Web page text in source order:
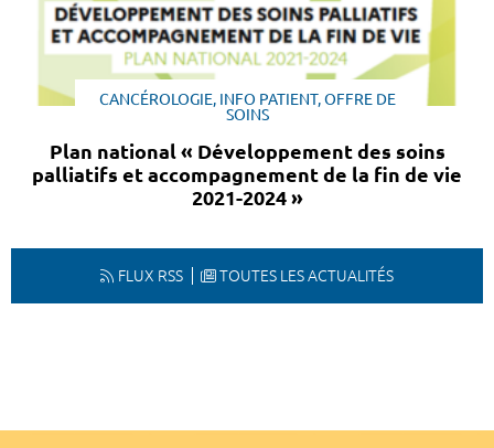
CANCÉROLOGIE, INFO PATIENT, OFFRE DE
SOINS
Plan national « Développement des soins
palliatifs et accompagnement de la fin de vie
2021-2024 »
FLUX RSS TOUTES LES ACTUALITÉS